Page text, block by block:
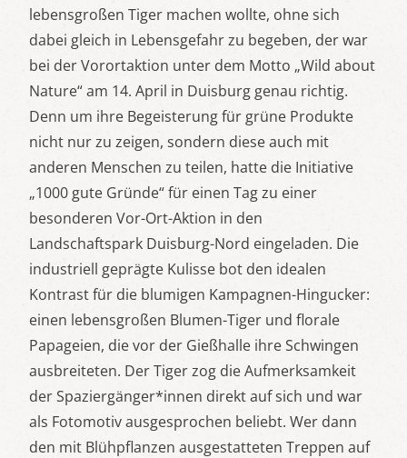
lebensgroßen Tiger machen wollte, ohne sich
dabei gleich in Lebensgefahr zu begeben, der war
bei der Vorortaktion unter dem Motto „Wild about
Nature“ am 14. April in Duisburg genau richtig.
Denn um ihre Begeisterung für grüne Produkte
nicht nur zu zeigen, sondern diese auch mit
anderen Menschen zu teilen, hatte die Initiative
„1000 gute Gründe“ für einen Tag zu einer
besonderen Vor-Ort-Aktion in den
Landschaftspark Duisburg-Nord eingeladen. Die
industriell geprägte Kulisse bot den idealen
Kontrast für die blumigen Kampagnen-Hingucker:
einen lebensgroßen Blumen-Tiger und florale
Papageien, die vor der Gießhalle ihre Schwingen
ausbreiteten. Der Tiger zog die Aufmerksamkeit
der Spaziergänger*innen direkt auf sich und war
als Fotomotiv ausgesprochen beliebt. Wer dann
den mit Blühpflanzen ausgestatteten Treppen auf